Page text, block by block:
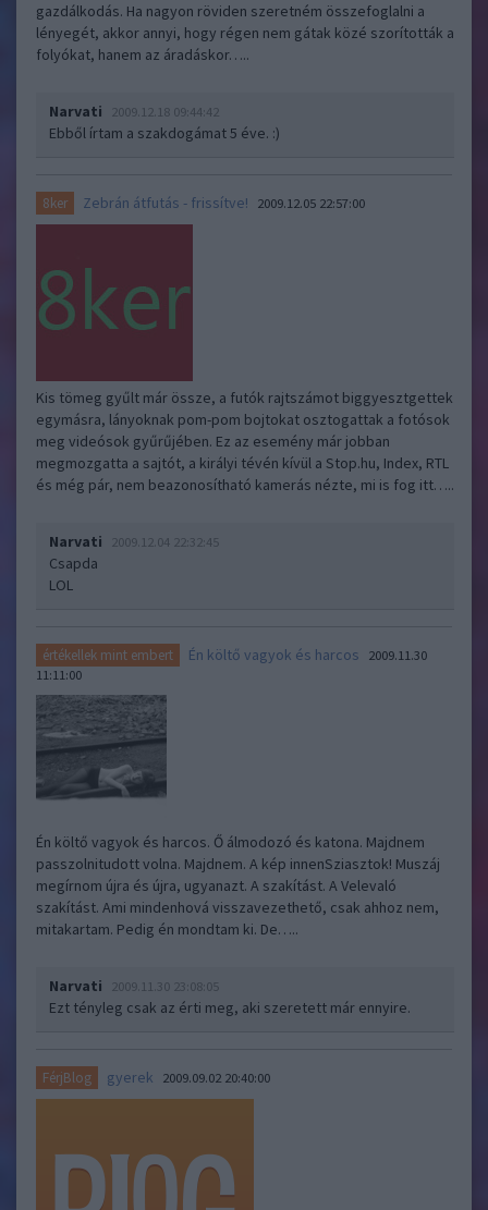
gazdálkodás. Ha nagyon röviden szeretném összefoglalni a
lényegét, akkor annyi, hogy régen nem gátak közé szorították a
folyókat, hanem az áradáskor…..
Narvati 2009.12.18 09:44:42
Ebből írtam a szakdogámat 5 éve. :)
8ker Zebrán átfutás - frissítve! 2009.12.05 22:57:00
Kis tömeg gyűlt már össze, a futók rajtszámot biggyesztgettek
egymásra, lányoknak pom-pom bojtokat osztogattak a fotósok
meg videósok gyűrűjében. Ez az esemény már jobban
megmozgatta a sajtót, a királyi tévén kívül a Stop.hu, Index, RTL
és még pár, nem beazonosítható kamerás nézte, mi is fog itt…..
Narvati 2009.12.04 22:32:45
Csapda
LOL
értékellek mint embert Én költő vagyok és harcos
2009.11.30
11:11:00
Én költő vagyok és harcos. Ő álmodozó és katona. Majdnem
passzolnitudott volna. Majdnem. A kép innenSziasztok! Muszáj
megírnom újra és újra, ugyanazt. A szakítást. A Velevaló
szakítást. Ami mindenhová visszavezethető, csak ahhoz nem,
mitakartam. Pedig én mondtam ki. De…..
Narvati 2009.11.30 23:08:05
Ezt tényleg csak az érti meg, aki szeretett már ennyire.
FérjBlog gyerek 2009.09.02 20:40:00